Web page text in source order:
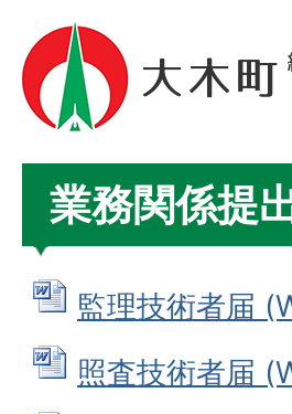
業務関係提
監理技術者届
照査技術者届